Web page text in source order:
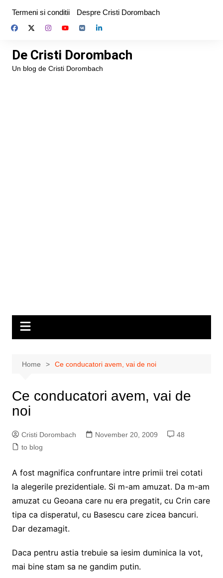
content
Termeni si conditii Despre Cristi Dorombach
De Cristi Dorombach
Un blog de Cristi Dorombach
Home Ce conducatori avem, vai de noi
Ce conducatori avem, vai de
noi
Cristi Dorombach November 20, 2009
48
to blog
A fost magnifica confruntare intre primii trei cotati
la alegerile prezidentiale. Si m-am amuzat. Da m-am
amuzat cu Geoana care nu era pregatit, cu Crin care
tipa ca disperatul, cu Basescu care zicea bancuri.
Dar dezamagit.
Daca pentru astia trebuie sa iesim duminica la vot,
mai bine stam sa ne gandim putin.